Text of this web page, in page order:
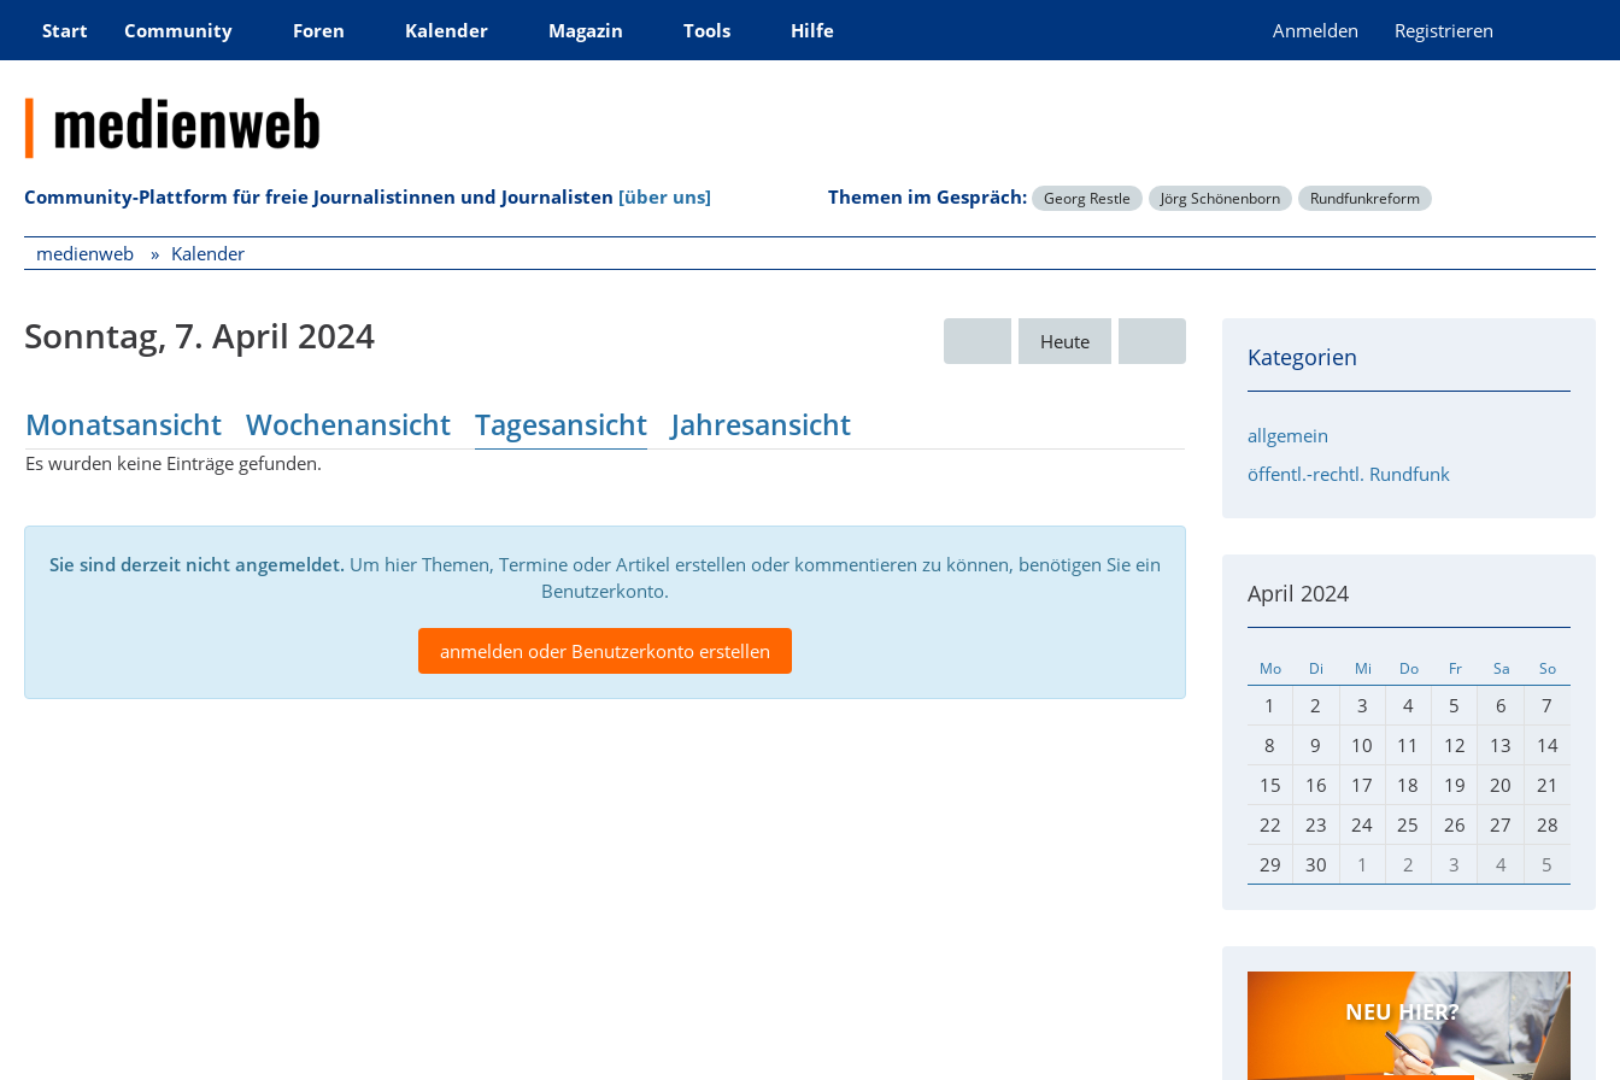
Start Community Foren Kalender Magazin Tools Hilfe Anmelden Registrieren
Community-Plattform für freie Journalistinnen und Journalisten [über uns] Themen im Gespräch: Georg Restle Jörg Schönenborn Rundfunkreform
medienweb Kalender
Sonntag, 7. April 2024 Heute
Monatsansicht Wochenansicht Tagesansicht Jahresansicht
Es wurden keine Einträge gefunden.
Sie sind derzeit nicht angemeldet. Um hier Themen, Termine oder Artikel erstellen oder kommentieren zu können, benötigen Sie ein
Benutzerkonto.
anmelden oder Benutzerkonto erstellen
Kategorien
allgemein
öffentl.-rechtl. Rundfunk
April 2024
Mo Di Mi Do Fr Sa So
1 2 3 4 5 6
7
8
9 10 11 12 13
14
15
16 17 18 19 20
21
22
23 24 25 26 27
28
29
30 1 2 3 4 5
NEU HIER?